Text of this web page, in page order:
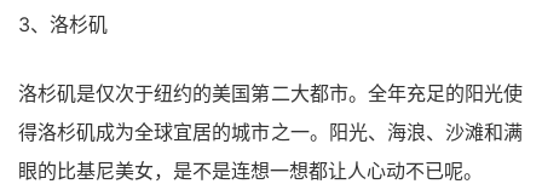
3、洛杉矶
洛杉矶是仅次于纽约的美国第二大都市。全年充足的阳光使
得洛杉矶成为全球宜居的城市之一。阳光、海浪、沙滩和满
眼的比基尼美女，是不是连想一想都让人心动不已呢。